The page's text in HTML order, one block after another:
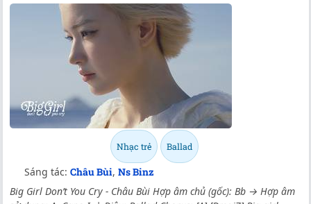
Nhạc trẻ Ballad
Sáng tác: Châu Bùi, Ns Binz
Big Girl Don’t You Cry - Châu Bùi Hợp âm chủ (gốc): Bb → Hợp âm